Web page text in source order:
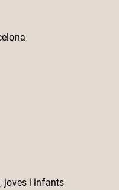
joves i infants